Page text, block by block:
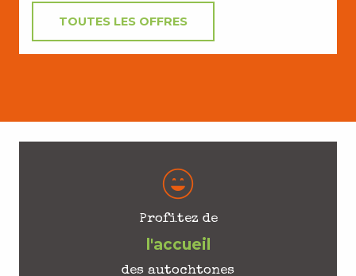
TOUTES LES OFFRES
Profitez de
l'accueil
des autochtones